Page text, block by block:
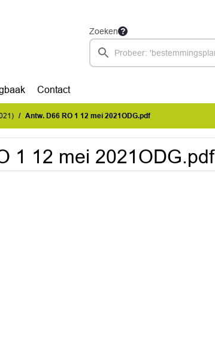
Zoeken
Contact
Antw. D66 RO 1 12 mei 2021ODG.pdf
1 12 mei 2021ODG.pdf